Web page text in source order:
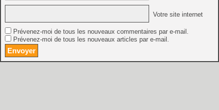
Votre site internet
Prévenez-moi de tous les nouveaux commentaires par e-mail.
Prévenez-moi de tous les nouveaux articles par e-mail.